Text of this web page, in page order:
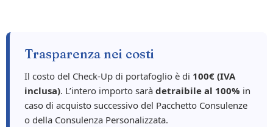
Trasparenza nei costi
Il costo del Check-Up di portafoglio è di 100€ (IVA
inclusa). L’intero importo sarà detraibile al 100% in
caso di acquisto successivo del Pacchetto Consulenze
o della Consulenza Personalizzata.